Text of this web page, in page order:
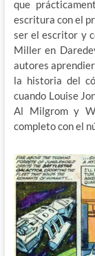
que
escritura con el
ser el escritor y
Miller en
autores
la historia del
cuando Louise
Al Milgrom y
completo con el